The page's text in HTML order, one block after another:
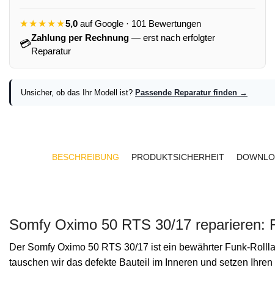
★★★★★5,0 auf Google · 101 Bewertungen
💳
Zahlung per Rechnung — erst nach erfolgter
Reparatur
Unsicher, ob das Ihr Modell ist? Passende Reparatur finden →
BESCHREIBUNG PRODUKTSICHERHEIT
Somfy Oximo 50 RTS 30/17 reparieren:
Der Somfy Oximo 50 RTS 30/17 ist ein bewährter Funk-
tauschen wir das defekte Bauteil im Inneren und setzen